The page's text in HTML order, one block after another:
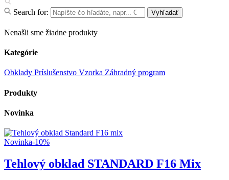
Search for: Vyhľadať
Nenašli sme žiadne produkty
Kategórie
Obklady Príslušenstvo Vzorka Záhradný program
Produkty
Novinka
Novinka-10%
Tehlový obklad STANDARD F16 Mix